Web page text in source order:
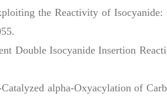
the Reactivity of Isocyanide:
Isocyanide Insertion
alpha-Oxyacylation of